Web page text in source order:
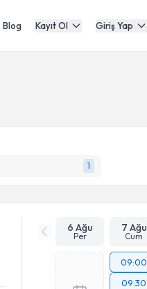
Blog Kayıt Ol Giriş Yap
1
6 Ağu
Per
7 Ağu
Cum
09:00
09:30